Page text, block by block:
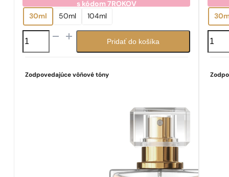
s kódom 7ROKOV
7.05€
30ml 50ml 104ml
množstvo
N°
624
Pridať do košíka
Zodpovedajúce vôňové tóny
N°
333